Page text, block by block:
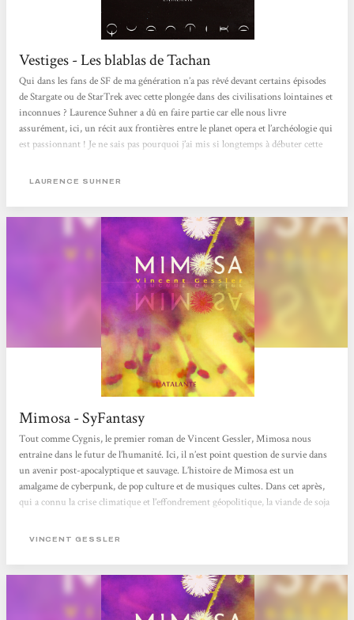
Vestiges - Les blablas de Tachan
Qui dans les fans de SF de ma génération n’a pas rêvé devant certains épisodes
de Stargate ou de StarTrek avec cette plongée dans des civilisations lointaines et
inconnues ? Laurence Suhner a dû en faire partie car elle nous livre
assurément, ici, un récit aux frontières entre le planet opera et l’archéologie qui
est passionnant ! Je ne sais pas pourquoi j’ai mis si longtemps à débuter cette
démarré, j’ai senti que ce serait un vrai page-turner et ce fut totalement. Dans...
LAURENCE SUHNER
Mimosa - SyFantasy
Tout comme Cygnis, le premier roman de Vincent Gessler, Mimosa nous
entraîne dans le futur de l’humanité. Ici, il n’est point question de survie dans
un avenir post-apocalyptique et sauvage. L’histoire de Mimosa est un
amalgame de cyberpunk, de pop culture et de musiques cultes. Dans cet après,
qui a connu la crise climatique et l’effondrement géopolitique, la viande de soja
conduire un side-car dans des favelas moites, avant d’affronter des néo-nazis
VINCENT GESSLER